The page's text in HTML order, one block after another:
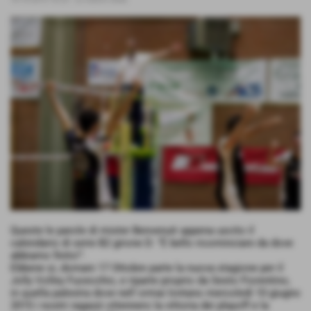
Queste le parole di mister Benvenuti appena uscito il
calendario di serie B2 girone D: "È bello ricominciare da dove
abbiamo finito!".
Ebbene si, domani 17 Ottobre parte la nuova stagione per il
Jolly Volley Fucecchio, e riparte proprio da Sesto Fiorentino,
in quella palestra dove nell´ormai lontano mercoledì 10 giugno
2015 i nostri ragazzi ottennero la vittoria dei playoff e la